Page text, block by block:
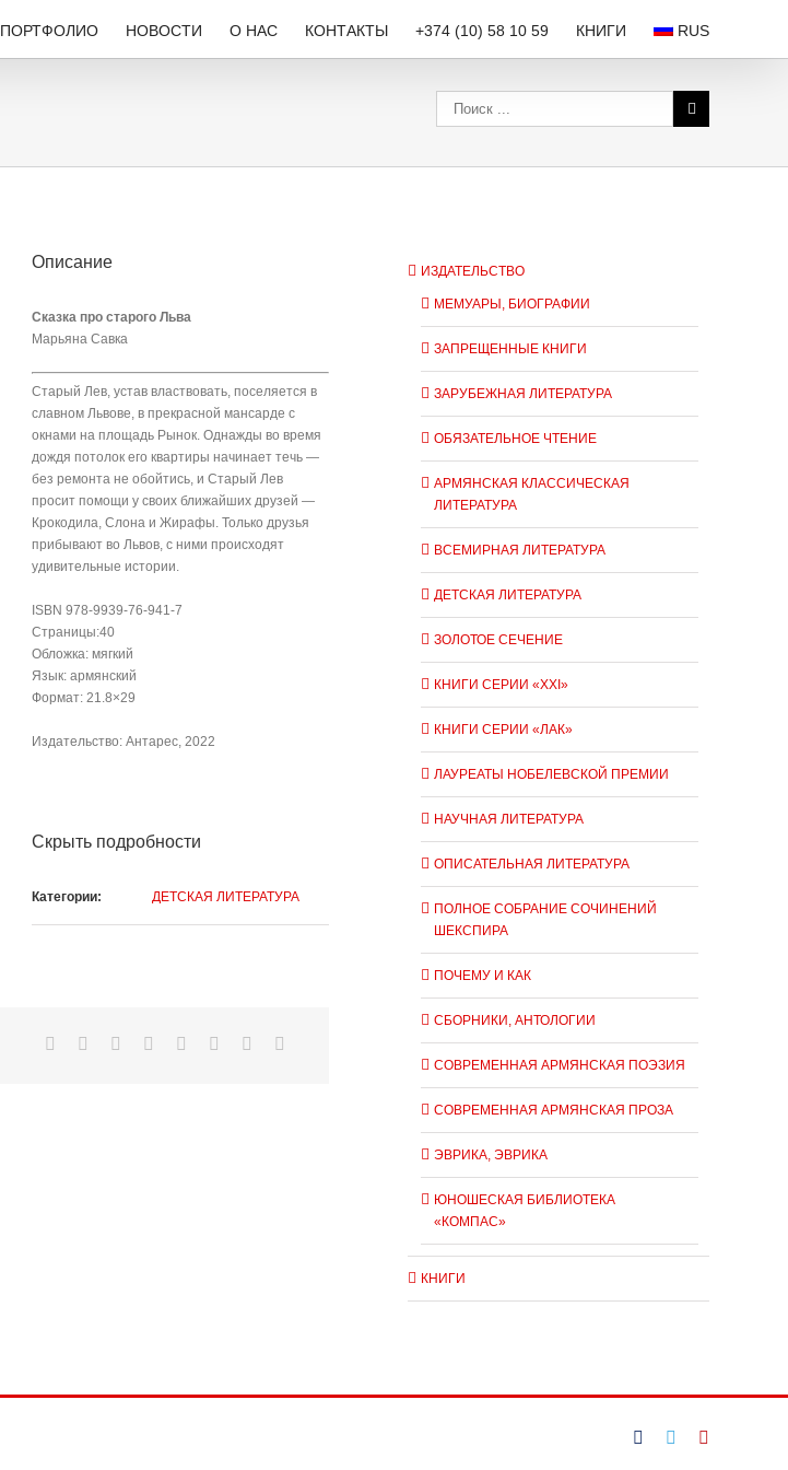
ПОРТФОЛИО НОВОСТИ О НАС КОНТАКТЫ +374 (10) 58 10 59 КНИГИ RUS
Описание
Сказка про старого Льва
Марьяна Савка
Старый Лев, устав властвовать, поселяется в
славном Львове, в прекрасной мансарде с
окнами на площадь Рынок. Однажды во время
дождя потолок его квартиры начинает течь —
без ремонта не обойтись, и Старый Лев
просит помощи у своих ближайших друзей —
Крокодила, Слона и Жирафы. Только друзья
прибывают во Львов, с ними происходят
удивительные истории.
ISBN 978-9939-76-941-7
Страницы:40
Oбложка: мягкий
Язык: армянский
Формат: 21.8×29
Издательство: Антарес, 2022
Скрыть подробности
Категории: ДЕТСКАЯ ЛИТЕРАТУРА
ИЗДАТЕЛЬСТВО
МЕМУАРЫ, БИОГРАФИИ
ЗАПРЕЩЕННЫЕ КНИГИ
ЗАРУБЕЖНАЯ ЛИТЕРАТУРА
ОБЯЗАТЕЛЬНОЕ ЧТЕНИЕ
АРМЯНСКАЯ КЛАССИЧЕСКАЯ
ЛИТЕРАТУРА
ВСЕМИРНАЯ ЛИТЕРАТУРА
ДЕТСКАЯ ЛИТЕРАТУРА
ЗОЛОТОЕ СЕЧЕНИЕ
КНИГИ СЕРИИ «XXI»
КНИГИ СЕРИИ «ЛАК»
ЛАУРЕАТЫ НОБЕЛЕВСКОЙ ПРЕМИИ
НАУЧНАЯ ЛИТЕРАТУРА
ОПИСАТЕЛЬНАЯ ЛИТЕРАТУРА
ПОЛНОЕ СОБРАНИЕ СОЧИНЕНИЙ
ШЕКСПИРА
ПОЧЕМУ И КАК
СБОРНИКИ, АНТОЛОГИИ
СОВРЕМЕННАЯ АРМЯНСКАЯ ПОЭЗИЯ
СОВРЕМЕННАЯ АРМЯНСКАЯ ПРОЗА
ЭВРИКА, ЭВРИКА
ЮНОШЕСКАЯ БИБЛИОТЕКА
«КОМПАС»
КНИГИ